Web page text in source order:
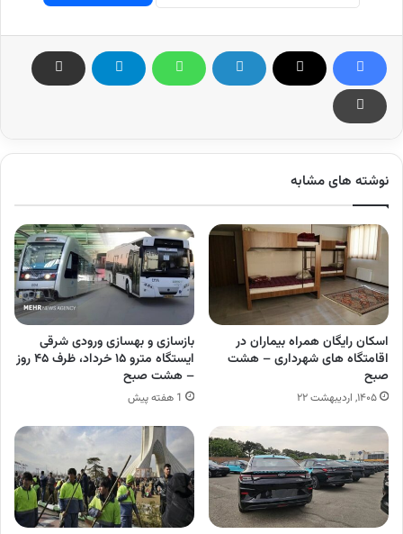
نوشته های مشابه
اسکان رایگان همراه بیماران در
اقامتگاه های شهرداری – هشت
صبح
۱۴۰۵, اردیبهشت ۲۲
بازسازی و بهسازی ورودی شرقی
ایستگاه مترو ۱۵ خرداد، ظرف ۴۵ روز
– هشت صبح
1 هفته پیش